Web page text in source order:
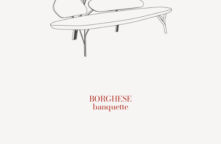
BORGHESE
banquette